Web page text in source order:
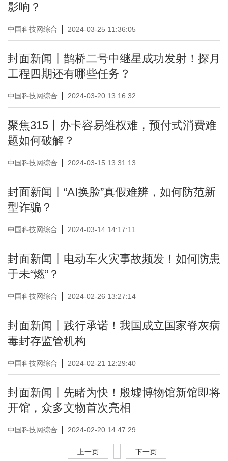
影响？
中国科技网综合 2024-03-25 11:36:05
封面新闻丨鹊桥二号中继星成功发射！探月
工程四期还有哪些任务？
中国科技网综合 2024-03-20 13:16:32
聚焦315丨办卡容易维权难，预付式消费难
题如何破解？
中国科技网综合 2024-03-15 13:31:13
封面新闻丨“AI换脸”真假难辨，如何防范新
型诈骗？
中国科技网综合 2024-03-14 14:17:11
封面新闻丨电动车火灾事故频发！如何防患
于未“燃”？
中国科技网综合 2024-02-26 13:27:14
封面新闻丨践行承诺！我国成立国家脊灰病
毒封存监管机构
中国科技网综合 2024-02-21 12:29:40
封面新闻丨先睹为快！殷墟博物馆新馆即将
开馆，众多文物首次亮相
中国科技网综合 2024-02-20 14:47:29
上一页 下一页